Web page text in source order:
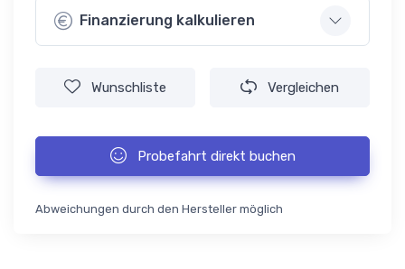
Finanzierung kalkulieren
Wunschliste Vergleichen
Probefahrt direkt buchen
Abweichungen durch den Hersteller möglich